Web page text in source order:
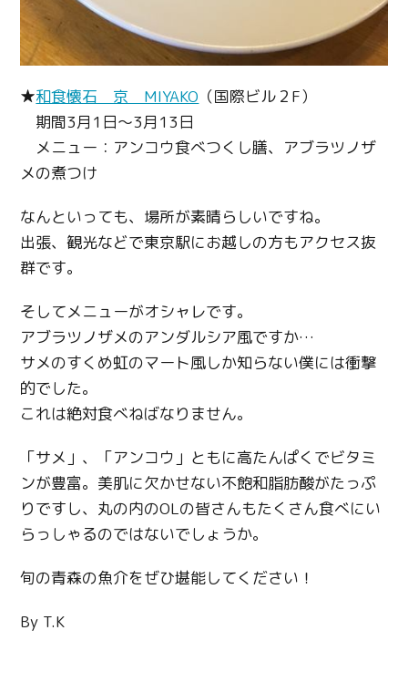
★和食懐石 京 MIYAKO （国際ビル２F）
期間3月1日～3月13日
メニュー：アンコウ食べつくし膳、アブラツノザ
メの煮つけ
なんといっても、場所が素晴らしいですね。
出張、観光などで東京駅にお越しの方もアクセス抜
群です。
そしてメニューがオシャレです。
アブラツノザメのアンダルシア風ですか…
サメのすくめ虹のマート風しか知らない僕には衝撃
的でした。
これは絶対食べねばなりません。
「サメ」、「アンコウ」ともに高たんぱくでビタミ
ンが豊富。美肌に欠かせない不飽和脂肪酸がたっぷ
りですし、丸の内のOLの皆さんもたくさん食べにい
らっしゃるのではないでしょうか。
旬の青森の魚介をぜひ堪能してください！
By T.K